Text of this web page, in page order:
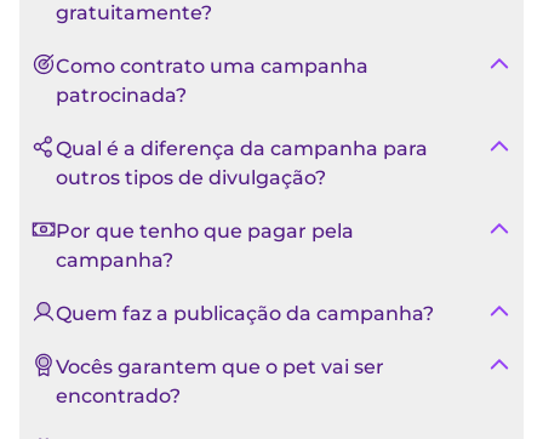
gratuitamente?
Como contrato uma campanha
patrocinada?
Qual é a diferença da campanha para
outros tipos de divulgação?
Por que tenho que pagar pela
campanha?
Quem faz a publicação da campanha?
Vocês garantem que o pet vai ser
encontrado?